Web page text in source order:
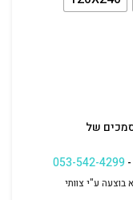
של
053-542-4299
ע"י צוותי